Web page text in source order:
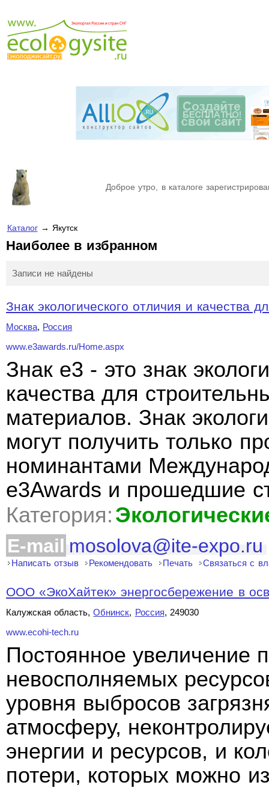
Доброе утро, в каталоге
Каталог→ Якутск
Наиболее в избранном
Записи не найдены
Знак экологического отличия и качества
Москва, Россия
www.e3awards.ru/Home.aspx
Знак e3 - это знак
качества для
материалов. Знак
могут получить только
номинантами
e3Awards и прошедшие
Категория:
E-mail mosolova@ite-expo.ru
Написать отзыв Рекомендовать Печать Связаться с
ООО «ЭкоХайтек» энергосбережение в
Калужская область,Обнинск, Россия, 249030
www.ecohi-tech.ru
Постоянное увеличение
невосполняемых
уровня выбросов
атмосферу,
энергии и ресурсов, и
потери, которых можно